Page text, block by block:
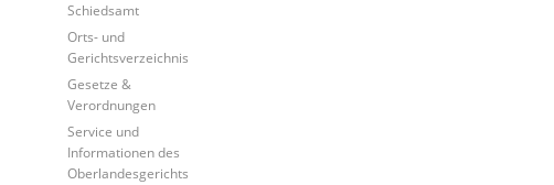
Schiedsamt
Orts- und
Gerichtsverzeichnis
Gesetze &
Verordnungen
Service und
Informationen des
Oberlandesgerichts